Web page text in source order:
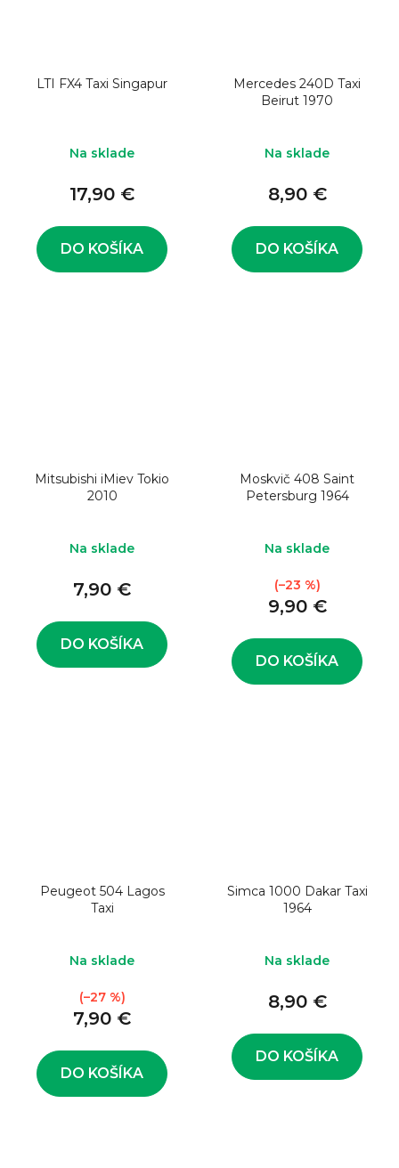
LTI FX4 Taxi Singapur
Na sklade
17,90 €
DO KOŠÍKA
Mercedes 240D Taxi
Beirut 1970
Na sklade
8,90 €
DO KOŠÍKA
Mitsubishi iMiev Tokio
2010
Na sklade
7,90 €
DO KOŠÍKA
Moskvič 408 Saint
Petersburg 1964
Na sklade
9,90 €
(–23 %)
DO KOŠÍKA
Peugeot 504 Lagos
Taxi
Na sklade
7,90 €
(–27 %)
DO KOŠÍKA
Simca 1000 Dakar Taxi
1964
Na sklade
8,90 €
DO KOŠÍKA